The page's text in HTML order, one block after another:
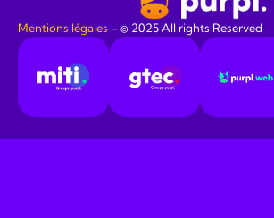
Mentions légales ​ – © 2025 All rights Reserved